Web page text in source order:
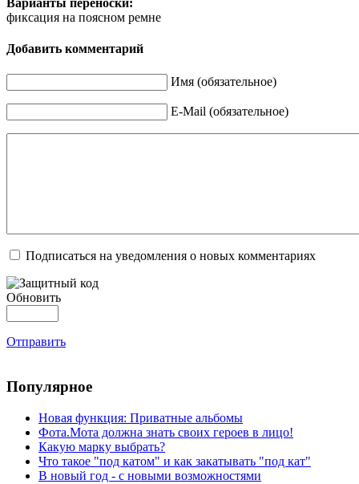
Варианты переноски:
фиксация на поясном ремне
Добавить комментарий
Имя (обязательное)
E-Mail (обязательное)
Подписаться на уведомления о новых комментариях
Обновить
Отправить
Популярное
Новая функция: Приватные альбомы
Фота.Мота должна знать своих героев в лицо!
Какую марку выбрать?
Что такое "под катом" и как закатывать "под кат"
В новый год - с новыми возможностями